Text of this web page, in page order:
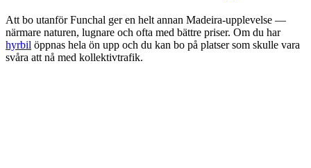
Att bo utanför Funchal ger en helt annan Madeira-upplevelse —
närmare naturen, lugnare och ofta med bättre priser. Om du har
hyrbil öppnas hela ön upp och du kan bo på platser som skulle vara
svåra att nå med kollektivtrafik.